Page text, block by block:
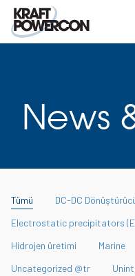
News
Tümü
DC-DC
Electrostatic precipitators
Hidrojen üretimi
Marine
Uncategorized @tr